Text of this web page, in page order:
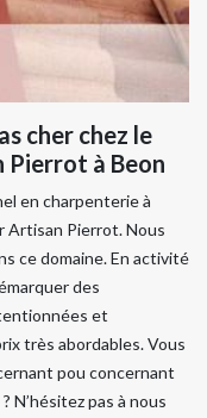
cher chez le
à Beon
en charpenterie à
Artisan Pierrot. Nous
ce domaine. En activité
des
et
très abordables. Vous
pou concernant
N’hésitez pas à nous